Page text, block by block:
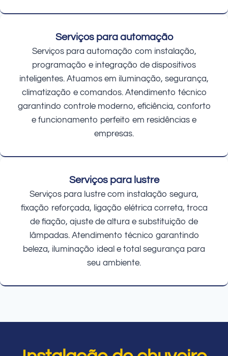
Serviços para automação
Serviços para automação com instalação,
programação e integração de dispositivos
inteligentes. Atuamos em iluminação, segurança,
climatização e comandos. Atendimento técnico
garantindo controle moderno, eficiência, conforto
e funcionamento perfeito em residências e
empresas.
Serviços para lustre
Serviços para lustre com instalação segura,
fixação reforçada, ligação elétrica correta, troca
de fiação, ajuste de altura e substituição de
lâmpadas. Atendimento técnico garantindo
beleza, iluminação ideal e total segurança para
seu ambiente.